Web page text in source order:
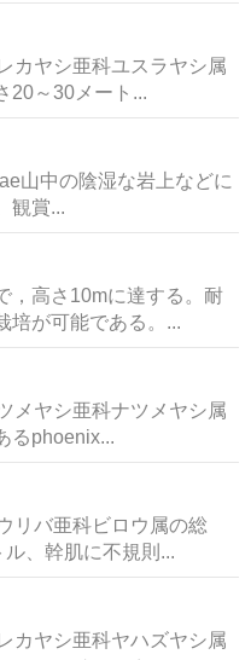
カヤシ亜科ユスラヤシ属
～30メート...
山中の陰湿な岩上などに
賞...
，高さ10mに達する。耐
が可能である。...
メヤシ亜科ナツメヤシ属
phoenix...
リバ亜科ビロウ属の総
、幹肌に不規則...
カヤシ亜科ヤハズヤシ属